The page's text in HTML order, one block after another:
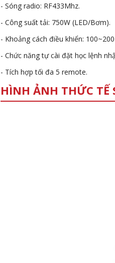
- Sóng radio: RF433Mhz.
- Công suất tải: 750W (LED/Bơm).
- Khoảng cách điều khiển:
- Chức năng tự cài đặt học lệnh
- Tích hợp tối đa 5 remote.
HÌNH ẢNH THỨC TẾ